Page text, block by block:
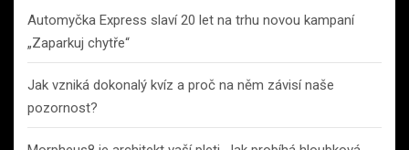
Automyčka Express slaví 20 let na trhu novou kampaní
„Zaparkuj chytře“
Jak vzniká dokonalý kvíz a proč na něm závisí naše
pozornost?